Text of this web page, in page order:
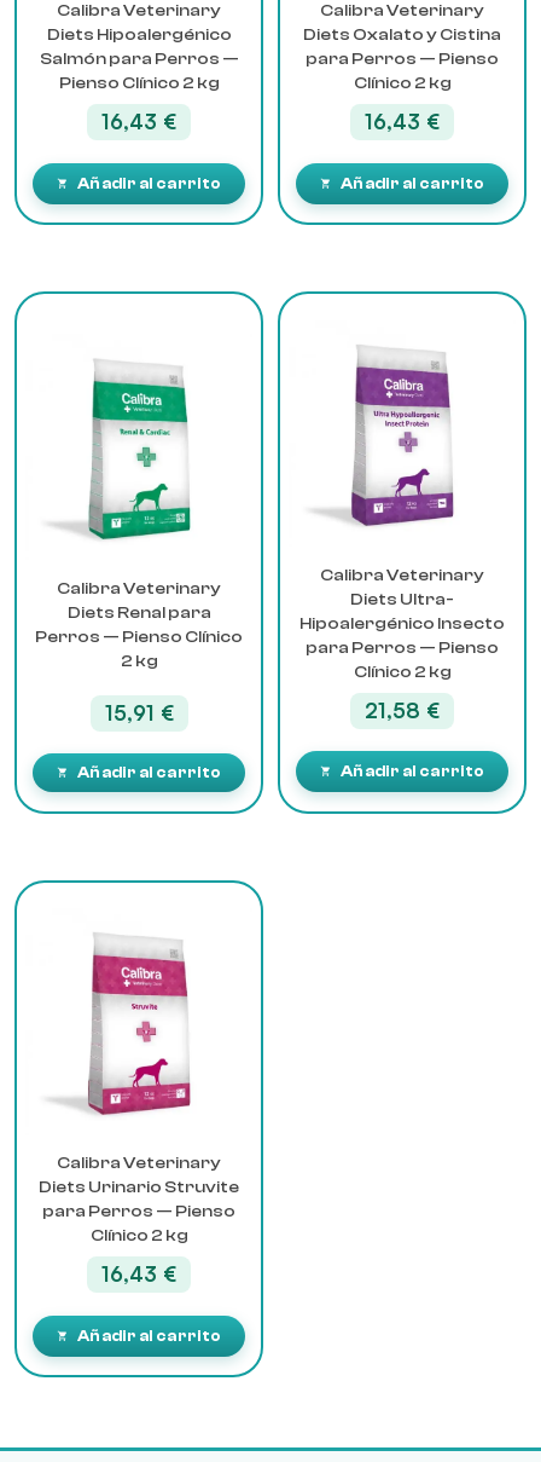
Calibra Veterinary
Diets Hipoalergénico
Salmón para Perros —
Pienso Clínico 2 kg
16,43 €
Añadir al carrito
Calibra Veterinary
Diets Oxalato y Cistina
para Perros — Pienso
Clínico 2 kg
16,43 €
Añadir al carrito
Calibra Veterinary
Diets Renal para
Perros — Pienso Clínico
2 kg
15,91 €
Añadir al carrito
Calibra Veterinary
Diets Ultra-
Hipoalergénico Insecto
para Perros — Pienso
Clínico 2 kg
21,58 €
Añadir al carrito
Calibra Veterinary
Diets Urinario Struvite
para Perros — Pienso
Clínico 2 kg
16,43 €
Añadir al carrito